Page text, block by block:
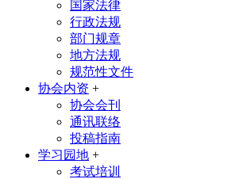
国家法律
行政法规
部门规章
地方法规
规范性文件
协会内资 +
协会会刊
通讯联络
投稿指南
学习园地 +
考试培训